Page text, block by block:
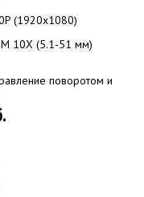
(1920x1080)
10X (5.1-51 мм)
поворотом и